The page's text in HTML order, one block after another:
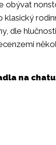
dle
na